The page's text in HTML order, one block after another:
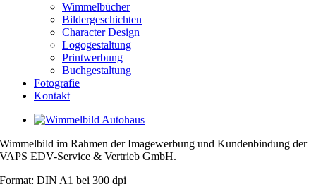
Wimmelbücher
Bildergeschichten
Character Design
Logogestaltung
Printwerbung
Buchgestaltung
Fotografie
Kontakt
View
Image
Wimmelbild im Rahmen der Imagewerbung und Kundenbindung der
VAPS EDV-Service & Vertrieb GmbH.
Format: DIN A1 bei 300 dpi